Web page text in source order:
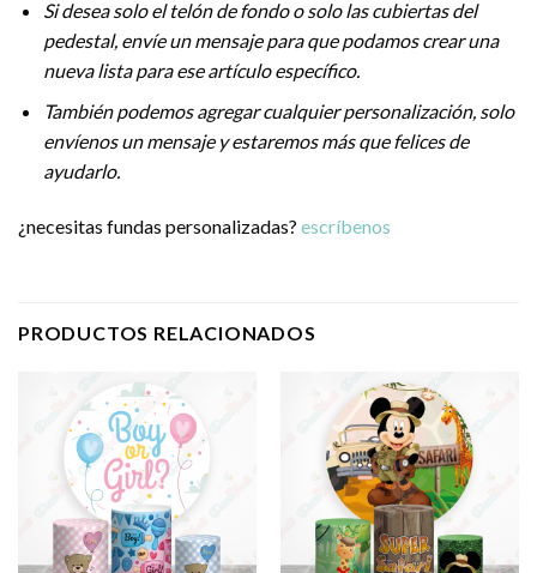
Si desea solo el telón de fondo o solo las cubiertas del
pedestal, envíe un mensaje para que podamos crear una
nueva lista para ese artículo específico.
También podemos agregar cualquier personalización, solo
envíenos un mensaje y estaremos más que felices de
ayudarlo.
¿necesitas fundas personalizadas? escríbenos
PRODUCTOS RELACIONADOS